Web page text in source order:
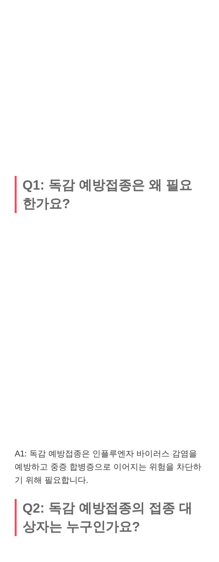
Q1: 독감 예방접종은 왜 필요
한가요?
A1: 독감 예방접종은 인플루엔자 바이러스 감염을
예방하고 중증 합병증으로 이어지는 위험을 차단하
기 위해 필요합니다.
Q2: 독감 예방접종의 접종 대
상자는 누구인가요?